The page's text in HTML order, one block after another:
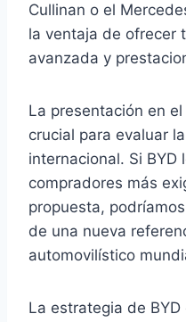
Cullinan o el
la ventaja de ofrecer
avanzada y
La presentación en
crucial para evaluar
internacional. Si BYD
compradores más
propuesta,
de una nueva
automovilístico
La estrategia de BYD